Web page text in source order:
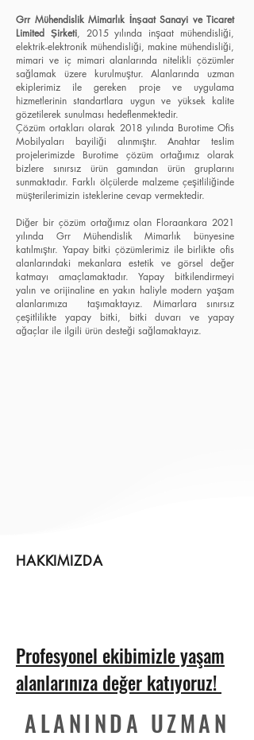
Grr Mühendislik Mimarlık İnşaat Sanayi ve Ticaret
Limited Şirketi, 2015 yılında inşaat mühendisliği,
elektrik-elektronik mühendisliği, makine mühendisliği,
mimari ve iç mimari alanlarında nitelikli çözümler
sağlamak üzere kurulmuştur. Alanlarında uzman
ekiplerimiz ile gereken proje ve uygulama
hizmetlerinin standartlara uygun ve yüksek kalite
gözetilerek sunulması hedeflenmektedir.
Çözüm ortakları olarak 2018 yılında Burotime Ofis
Mobilyaları bayiliği alınmıştır. Anahtar teslim
projelerimizde Burotime çözüm ortağımız olarak
bizlere sınırsız ürün gamından ürün gruplarını
sunmaktadır. Farklı ölçülerde malzeme çeşitliliğinde
müşterilerimizin isteklerine cevap vermektedir.
Diğer bir çözüm ortağımız olan Floraankara 2021
yılında Grr Mühendislik Mimarlık bünyesine
katılmıştır. Yapay bitki çözümlerimiz ile birlikte ofis
alanlarındaki mekanlara estetik ve görsel değer
katmayı amaçlamaktadır. Yapay bitkilendirmeyi
yalın ve orijinaline en yakın haliyle modern yaşam
alanlarımıza taşımaktayız. Mimarlara sınırsız
çeşitlilikte yapay bitki, bitki duvarı ve yapay
ağaçlar ile ilgili ürün desteği sağlamaktayız.
HAKKIMIZDA
Profesyonel ekibimizle yaşam
alanlarınıza değer katıyoruz!
ALANINDA UZMAN